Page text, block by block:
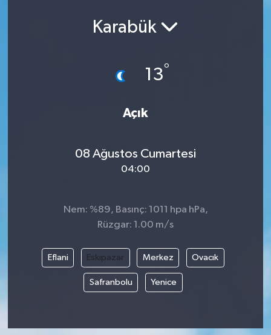
Karabük
13°
Açık
08 Ağustos Cumartesi
04:00
Nem: %89, Basınç: 1011 hpa hPa,
Rüzgar: 1.00 m/s
Eflani Eskipazar Merkez Ovacık
Safranbolu Yenice